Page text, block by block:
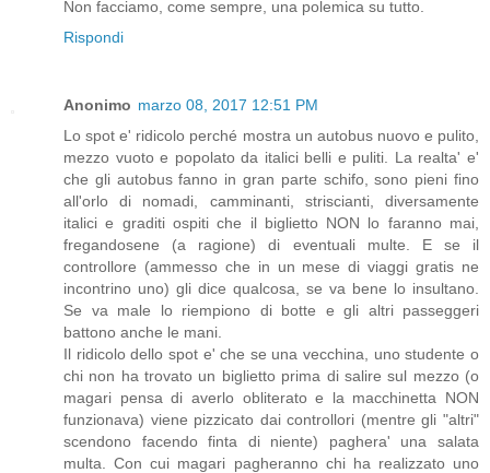
Non facciamo, come sempre, una polemica su tutto.
Rispondi
Anonimo marzo 08, 2017 12:51 PM
Lo spot e' ridicolo perché mostra un autobus nuovo e pulito,
mezzo vuoto e popolato da italici belli e puliti. La realta' e'
che gli autobus fanno in gran parte schifo, sono pieni fino
all'orlo di nomadi, camminanti, striscianti, diversamente
italici e graditi ospiti che il biglietto NON lo faranno mai,
fregandosene (a ragione) di eventuali multe. E se il
controllore (ammesso che in un mese di viaggi gratis ne
incontrino uno) gli dice qualcosa, se va bene lo insultano.
Se va male lo riempiono di botte e gli altri passeggeri
battono anche le mani.
Il ridicolo dello spot e' che se una vecchina, uno studente o
chi non ha trovato un biglietto prima di salire sul mezzo (o
magari pensa di averlo obliterato e la macchinetta NON
funzionava) viene pizzicato dai controllori (mentre gli "altri"
scendono facendo finta di niente) paghera' una salata
multa. Con cui magari pagheranno chi ha realizzato uno